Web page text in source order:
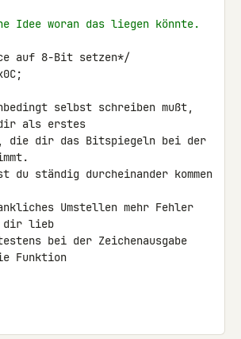
Idee woran das liegen könnte.
selbst schreiben mußt,
als erstes
die dir das Bitspiegeln bei der
du ständig durcheinander kommen
Umstellen mehr Fehler
dir lieb
bei der Zeichenausgabe
Funktion